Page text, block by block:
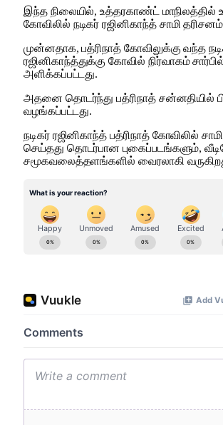
இந்த நிலையில், உத்தரகாண்ட் மாநிலத்தில்
கோவிலில் நடிகர் ரஜினிகாந்த் சாமி
முன்னதாக, பத்ரிநாத் கோவிலுக்கு வந்த
ரஜினிகாந்த்துக்கு கோவில் நிர்வாகம்
அளிக்கப்பட்டது.
அதனை தொடர்ந்து பத்ரிநாத் சன்னதியில்
வழங்கப்பட்டது.
நடிகர் ரஜினிகாந்த் பத்ரிநாத் கோவிலில்
செய்தது தொடர்பான புகைப்படங்களும்,
சமூகவலைத்தளங்களில் வைரலாகி